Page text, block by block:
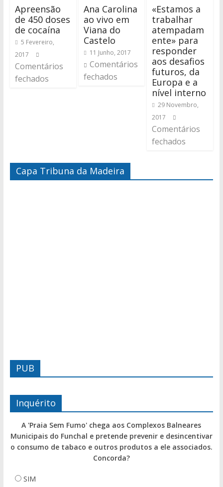
Apreensão
de 450 doses
de cocaína
5 Fevereiro,
2017
Comentários
fechados
Ana Carolina
ao vivo em
Viana do
Castelo
11 Junho, 2017
Comentários
fechados
«Estamos a
trabalhar
atempadam
ente» para
responder
aos desafios
futuros, da
Europa e a
nível interno
29 Novembro,
2017
Comentários
fechados
Capa Tribuna da Madeira
PUB
Inquérito
A 'Praia Sem Fumo' chega aos Complexos Balneares
Municipais do Funchal e pretende prevenir e desincentivar
o consumo de tabaco e outros produtos a ele associados.
Concorda?
SIM